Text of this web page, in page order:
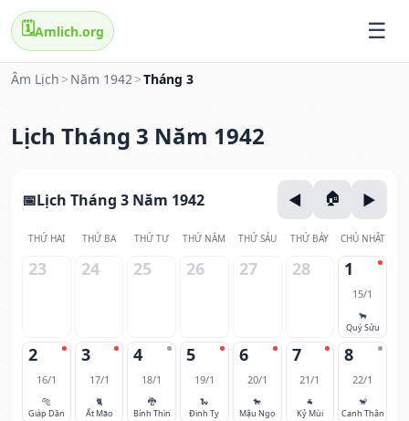
🗓️Amlich.org
Âm Lịch > Năm 1942>Tháng 3
Lịch Tháng 3 Năm 1942
Lịch Tháng 3 Năm 1942
THỨ HAI THỨ BA THỨ TƯ THỨ NĂM THỨ SÁU THỨ BẢY CHỦ NHẬT
23 24 25 26 27 28 1
15/1
🐂
Quý Sửu
2
16/1
🐅
Giáp Dần
3
17/1
🐈
Ất Mão
4
18/1
🐉
Bính Thìn
5
19/1
🐍
Đinh Tỵ
6
20/1
🐎
Mậu Ngọ
7
21/1
🐐
Kỷ Mùi
8
22/1
🐒
Canh Thân